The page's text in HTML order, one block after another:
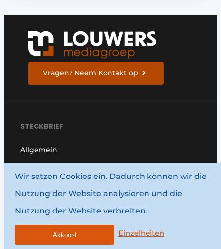
Vragen? Neem Kontakt op
STECKBRIEF
Allgemein
Zugangskontrolle
Hardware für Gebäude
Fenster und Türen
Wir setzen Cookies ein. Dadurch können wir die
Nutzung der Website analysieren und die
Nutzung der Website verbreiten.
Einzelheiten
Akkoord